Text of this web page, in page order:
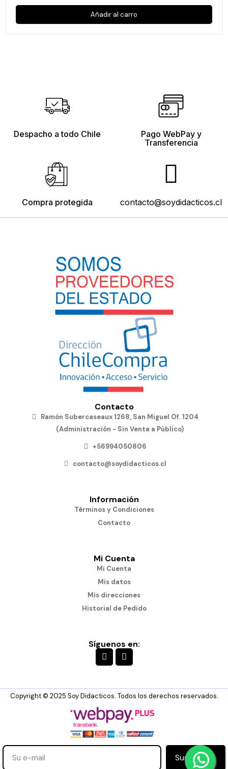
Añadir al carro
Despacho a todo Chile
Pago WebPay y
Transferencia
Compra protegida contacto@soydidacticos.cl
Contacto
Ramón Subercaseaux 1268, San Miguel Of. 1204
(Administración - Sin Venta a Público)
+56994050806
contacto@soydidacticos.cl
Información
Términos y Condiciones
Contacto
Mi Cuenta
Mi Cuenta
Mis datos
Mis direcciones
Historial de Pedido
Síguenos en:
Copyright © 2025 Soy Didacticos. Todos los derechos reservados.
Suscribirse